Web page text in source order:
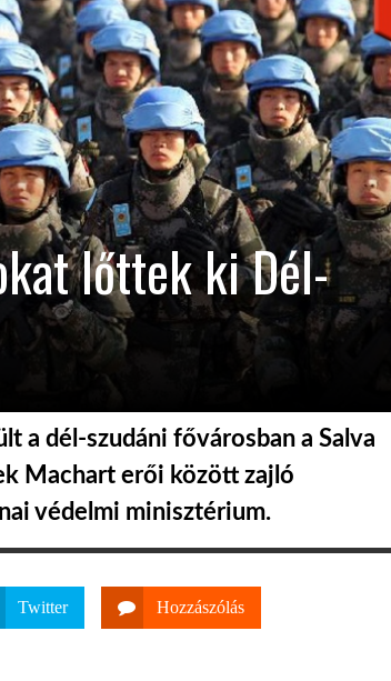
lőttek ki Dél-
a dél-szudáni fővárosban a Salva
Machart erői között zajló
védelmi minisztérium.
Twitter Hozzászólás